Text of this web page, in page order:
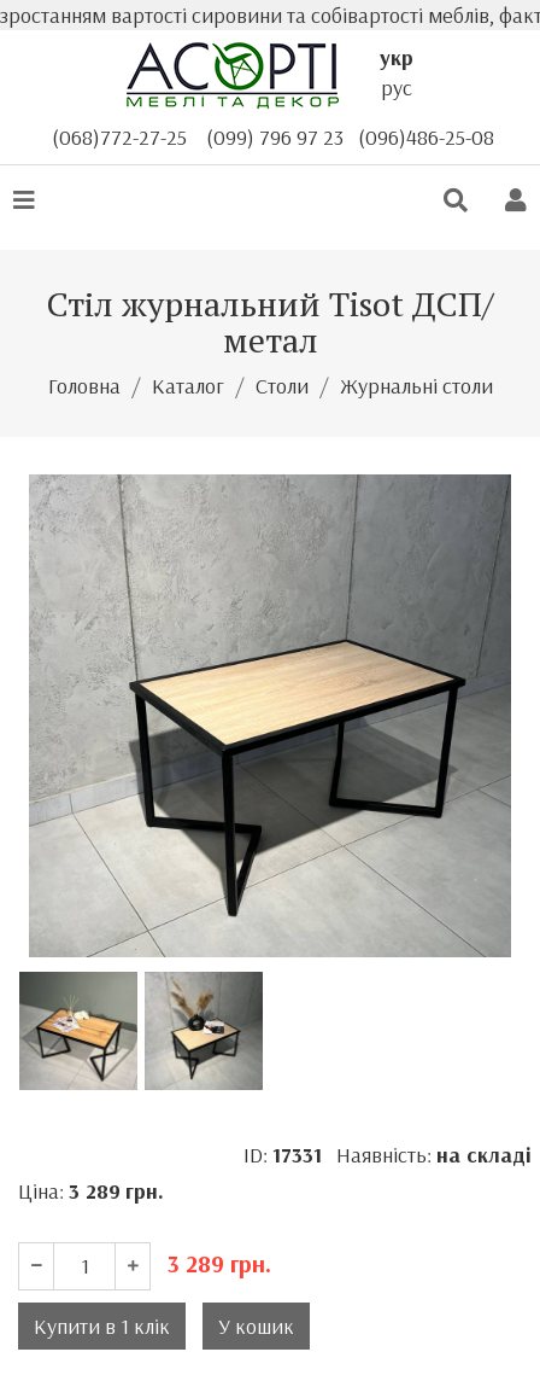
вартості сировини та собівартості меблів,
укр
рус
(068)772-27-25
(099) 796 97 23 (096)486-25-08
Стіл журнальний Tisot ДСП/
метал
Головна Каталог Столи Журнальні столи
ID: 17331 Наявність: на складі
Ціна: 3 289 грн.
3 289 грн.
Купити в 1 клік У кошик